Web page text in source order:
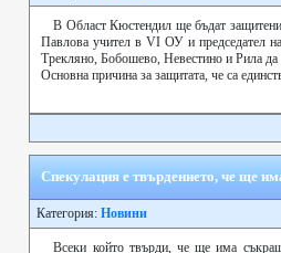
В Област Кюстендил ще бъдат
Павлова учител в VІ ОУ и председател
Трекляно, Бобошево, Невестино и Рила да
Основна причина за защитата, че са
Спекулация е твърдението, че ще
Категория: Новини
Всеки който твърди, че ще има